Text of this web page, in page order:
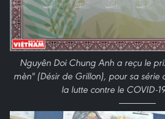
Nguyên Doi Chung Anh a reçu le
mèn" (Désir de Grillon), pour sa série
la lutte contre le COVID-